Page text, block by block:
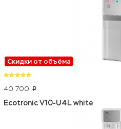
Скидки от объёма
40 700 p
Ecotronic V10-U4L white